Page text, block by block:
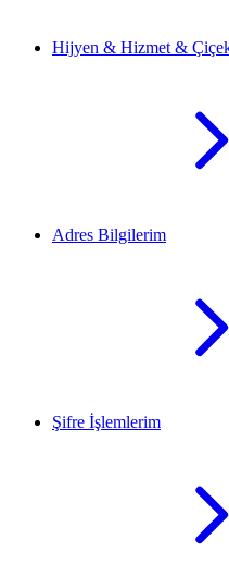
Hijyen & Hizmet &
Adres Bilgilerim
Şifre İşlemlerim